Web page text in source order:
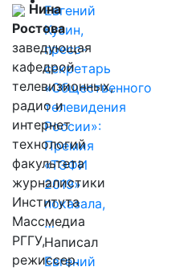
Евгений
Кузин,
пресс-
секретарь
«Общественного
телевидения
России»:
Премия
«ТЭФИ
2019»
показала,
…
Написал
Евгений
Нина
Ростова
заведующая
кафедрой
телевизионных,
радио и
интернет
технологий
факультета
журналистики
Института
Массмедиа
РГГУ,
режиссер.